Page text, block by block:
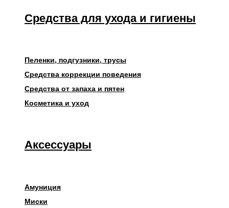
Средства для ухода и гигиены
Пеленки, подгузники, трусы
Средства коррекции поведения
Средства от запаха и пятен
Косметика и уход
Аксессуары
Амуниция
Миски